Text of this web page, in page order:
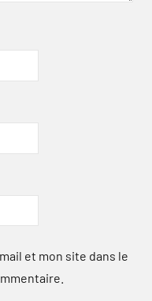
et mon site dans le